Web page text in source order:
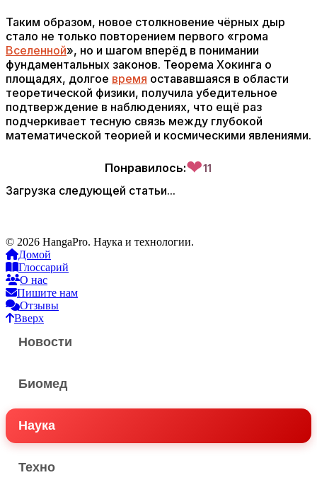
Таким образом, новое столкновение чёрных дыр
стало не только повторением первого «грома
Вселенной», но и шагом вперёд в понимании
фундаментальных законов. Теорема Хокинга о
площадях, долгое время остававшаяся в области
теоретической физики, получила убедительное
подтверждение в наблюдениях, что ещё раз
подчеркивает тесную связь между глубокой
математической теорией и космическими явлениями.
Понравилось:❤11
Загрузка следующей статьи...
© 2026 HangaPro. Наука и технологии.
Домой
Глоссарий
О нас
Пишите нам
Отзывы
Вверх
Новости
Биомед
Наука
Техно